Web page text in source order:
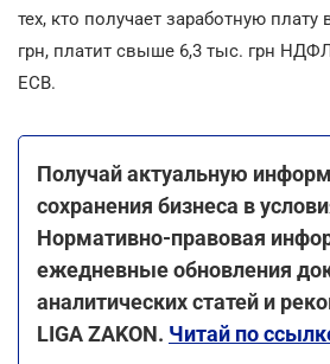
тех, кто получает заработную плату
грн, платит свыше 6,3 тыс. грн
ЕСВ.
Получай актуальную
сохранения бизнеса в
Нормативно-правовая
ежедневные обновления
аналитических статей и
LIGA ZAKON. Читай по